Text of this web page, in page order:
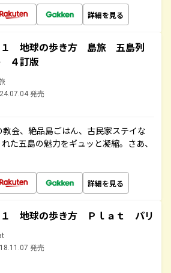
詳細を見る
１ 地球の歩き方 島旅 五島列
４訂版
発売
会、絶品島ごはん、古民家ステイな
た五島の魅力をギュッと凝縮。さあ、
詳細を見る
１ 地球の歩き方 Ｐｌａｔ パリ
発売